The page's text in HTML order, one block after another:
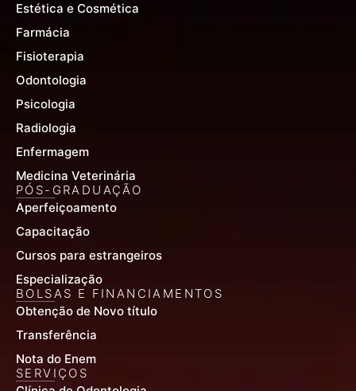
Estética e Cosmética
Farmácia
Fisioterapia
Odontologia
Psicologia
Radiologia
Enfermagem
Medicina Veterinária
PÓS-GRADUAÇÃO
Aperfeiçoamento
Capacitação
Cursos para estrangeiros
Especialização
BOLSAS E FINANCIAMENTOS
Obtenção de Novo título
Transferência
Nota do Enem
SERVIÇOS